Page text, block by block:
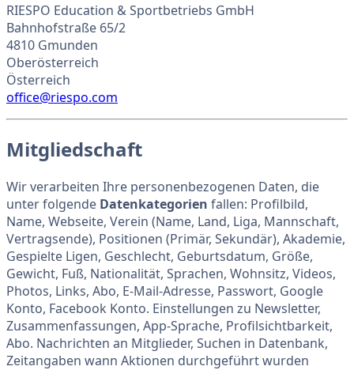
RIESPO Education & Sportbetriebs GmbH
Bahnhofstraße 65/2
4810 Gmunden
Oberösterreich
Österreich
office@riespo.com
Mitgliedschaft
Wir verarbeiten Ihre personenbezogenen Daten, die
unter folgende Datenkategorien fallen: Profilbild,
Name, Webseite, Verein (Name, Land, Liga, Mannschaft,
Vertragsende), Positionen (Primär, Sekundär), Akademie,
Gespielte Ligen, Geschlecht, Geburtsdatum, Größe,
Gewicht, Fuß, Nationalität, Sprachen, Wohnsitz, Videos,
Photos, Links, Abo, E-Mail-Adresse, Passwort, Google
Konto, Facebook Konto. Einstellungen zu Newsletter,
Zusammenfassungen, App-Sprache, Profilsichtbarkeit,
Abo. Nachrichten an Mitglieder, Suchen in Datenbank,
Zeitangaben wann Aktionen durchgeführt wurden